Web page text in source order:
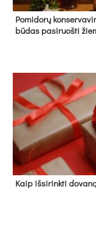
Pomidorų
būdas pasiruošti
Kaip išsirinkti